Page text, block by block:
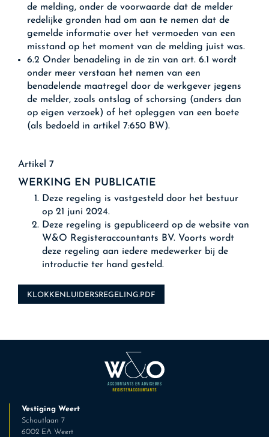
de melding, onder de voorwaarde dat de melder
redelijke gronden had om aan te nemen dat de
gemelde informatie over het vermoeden van een
misstand op het moment van de melding juist was.
6.2 Onder benadeling in de zin van art. 6.1 wordt
onder meer verstaan het nemen van een
benadelende maatregel door de werkgever jegens
de melder, zoals ontslag of schorsing (anders dan
op eigen verzoek) of het opleggen van een boete
(als bedoeld in artikel 7:650 BW).
Artikel 7
WERKING EN PUBLICATIE
Deze regeling is vastgesteld door het bestuur
op 21 juni 2024.
Deze regeling is gepubliceerd op de website van
W&O Registeraccountants BV. Voorts wordt
deze regeling aan iedere medewerker bij de
introductie ter hand gesteld.
KLOKKENLUIDERSREGELING.PDF
Vestiging Weert
Schoutlaan 7
6002 EA Weert